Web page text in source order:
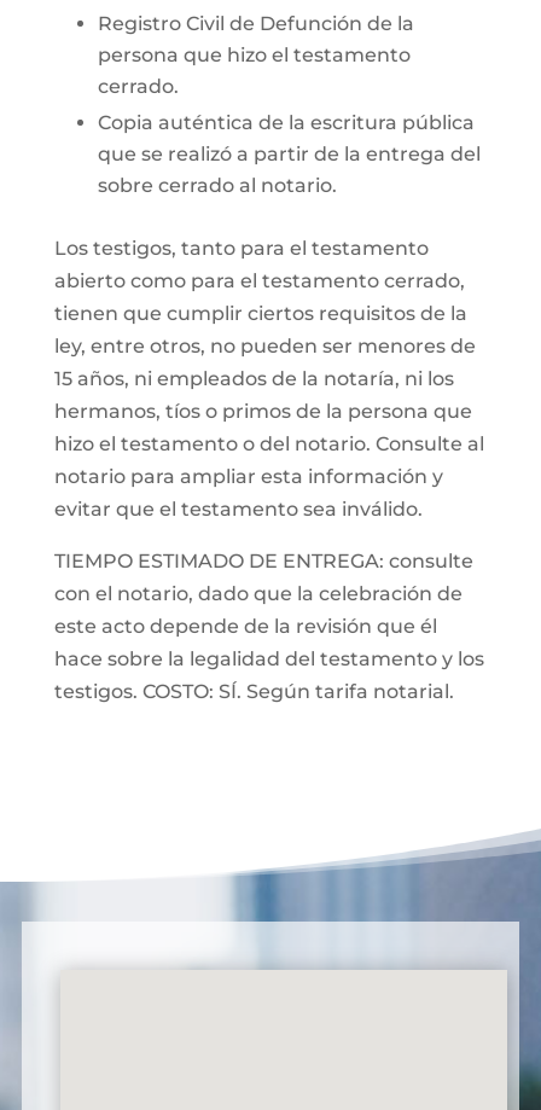
Registro Civil de Defunción de la
persona que hizo el testamento
cerrado.
Copia auténtica de la escritura pública
que se realizó a partir de la entrega del
sobre cerrado al notario.
Los testigos, tanto para el testamento
abierto como para el testamento cerrado,
tienen que cumplir ciertos requisitos de la
ley, entre otros, no pueden ser menores de
15 años, ni empleados de la notaría, ni los
hermanos, tíos o primos de la persona que
hizo el testamento o del notario. Consulte al
notario para ampliar esta información y
evitar que el testamento sea inválido.
TIEMPO ESTIMADO DE ENTREGA: consulte
con el notario, dado que la celebración de
este acto depende de la revisión que él
hace sobre la legalidad del testamento y los
testigos. COSTO: SÍ. Según tarifa notarial.